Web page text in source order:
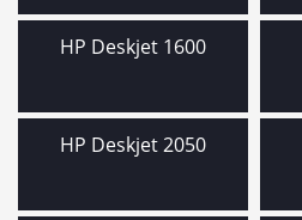
HP Deskjet 1600
HP Deskjet 2050